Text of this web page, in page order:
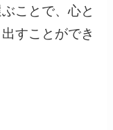
ことで、心と
すことができ